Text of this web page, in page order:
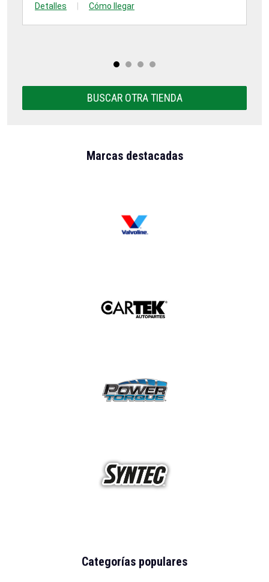
Detalles Cómo llegar
BUSCAR OTRA TIENDA
Marcas destacadas
Categorías populares